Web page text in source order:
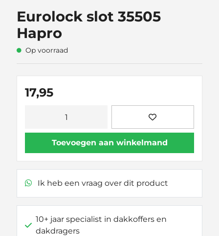
Eurolock slot 35505
Hapro
Op voorraad
17,95
35505
Toevoegen aan winkelmand
Ik heb een vraag over dit product
10+ jaar specialist in dakkoffers en
dakdragers